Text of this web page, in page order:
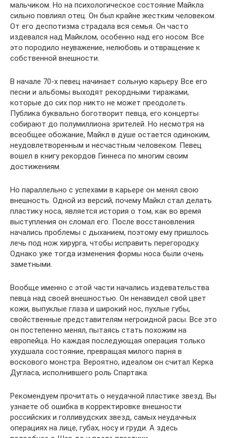
мальчиком. Но на психологическое состояние Майкла
сильно повлиял отец. Он был крайне жестким человеком.
От его деспотизма страдала вся семья. Он часто
издевался над Майклом, особенно над его носом. Все
это породило неуважение, нелюбовь и отвращение к
собственной внешности.
В начале 70-х певец начинает сольную карьеру. Все его
песни и альбомы выходят рекордными тиражами,
которые до сих пор никто не может преодолеть.
Публика буквально боготворит певца, его концерты
собирают до полумиллиона зрителей. Но несмотря на
всеобщее обожание, Майкл в душе остается одиноким,
неудовлетворенным и несчастным человеком. Певец
вошел в книгу рекордов Гиннеса по многим своим
достижениям.
Но параллельно с успехами в карьере он менял свою
внешность. Одной из версий, почему Майкл стал делать
пластику носа, является история о том, как во время
выступления он сломал его. После восстановления
начались проблемы с дыханием, поэтому ему пришлось
лечь под нож хирурга, чтобы исправить перегородку.
Однако уже тогда изменения формы носа были очень
заметными.
Вообще именно с этой части начались издевательства
певца над своей внешностью. Он ненавидел свой цвет
кожи, выпуклые глаза и широкий нос, пухлые губы,
свойственные представителям негроидной расы. Все это
он постепенно менял, пытаясь стать похожим на
европейца. Но каждая последующая операция только
ухудшала состояние, превращая милого парня в
воскового монстра. Вероятно, идеалом он считал Керка
Дугласа, исполнившего роль Спартака.
Рекомендуем прочитать о неудачной пластике звезд. Вы
узнаете об ошибка в корректировке внешности
российских и голливудских звезд, самых неудачных
операциях на лице, губах, носу и груди. А здесь